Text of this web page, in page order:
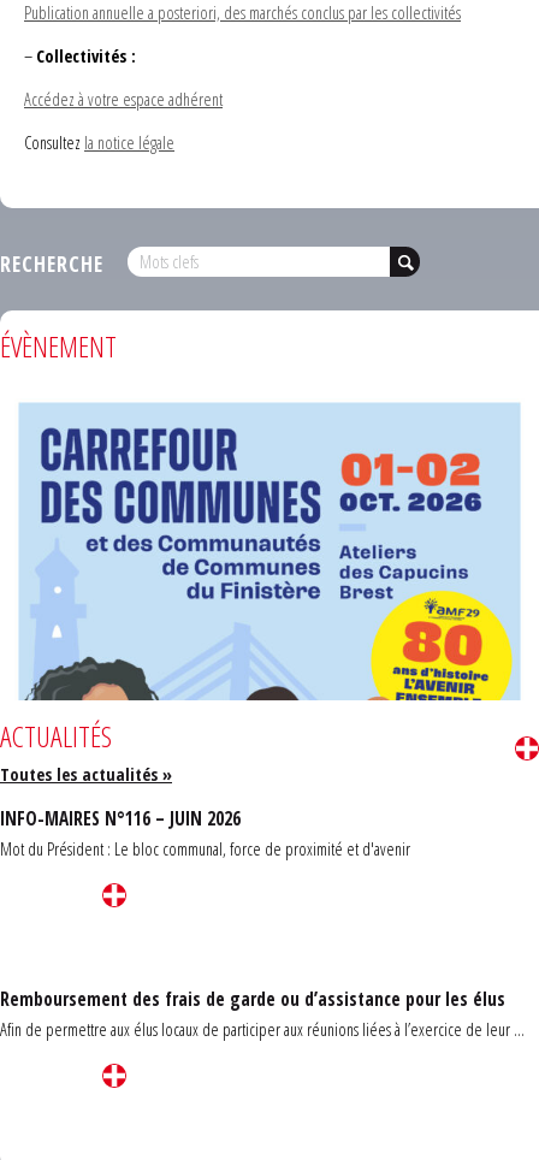
Publication annuelle a posteriori, des marchés conclus par les collectivités
– Collectivités :
Accédez à votre espace adhérent
Consultez la notice légale
RECHERCHE
ÉVÈNEMENT
ACTUALITÉS
Toutes les actualités »
INFO-MAIRES N°116 – JUIN 2026
Mot du Président : Le bloc communal, force de proximité et d'avenir
Remboursement des frais de garde ou d’assistance pour les élus
Afin de permettre aux élus locaux de participer aux réunions liées à l’exercice de leur ...